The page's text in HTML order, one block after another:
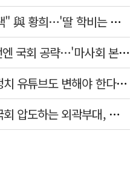
"폐기 버스 개조해 청년주택" 與 황희…'딸 학비는 年 4200만원'
김병삼 경북 영천시장, 이번엔 국회 공략…'마사회 본사 이전·광역교통망 확충' 요청
[정치 외곽부대 전성시대]정치 유튜브도 변해야 한다 "화합과 존중"
[정치 외곽부대 전성시대]국회 압도하는 외곽부대, 목소리 왜 커지나?